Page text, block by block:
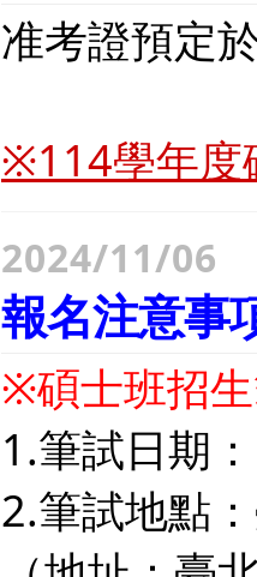
准考證預定
※114學年度
2024/11/06
報名注意事
※碩士班招
1.筆試日期
2.筆試地點